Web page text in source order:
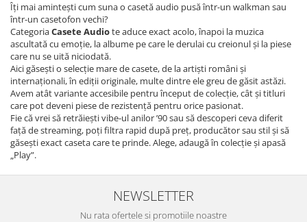
Îți mai amintești cum suna o casetă audio pusă într-un walkman sau
într-un casetofon vechi?
CategoriaCasete Audiote aduce exact acolo, înapoi la muzica
ascultată cu emoție, la albume pe care le derulai cu creionul și la piese
care nu se uită niciodată.
Aici găsești o selecție mare de casete, de la artiști români și
internaționali, în ediții originale, multe dintre ele greu de găsit astăzi.
Avem atât variante accesibile pentru început de colecție, cât și titluri
care pot deveni piese de rezistență pentru orice pasionat.
Fie că vrei să retrăiești vibe-ul anilor ’90 sau să descoperi ceva diferit
față de streaming, poți filtra rapid după preț, producător sau stil și să
găsești exact caseta care te prinde. Alege, adaugă în colecție și apasă
„Play”.
NEWSLETTER
Nu rata ofertele si promotiile noastre